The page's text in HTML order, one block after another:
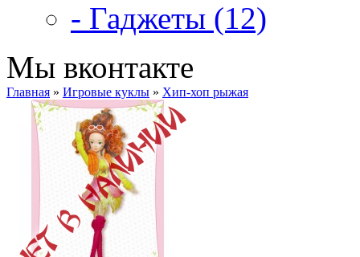
- Гаджеты (12)
Мы вконтакте
Главная » Игровые куклы » Хип-хоп рыжая